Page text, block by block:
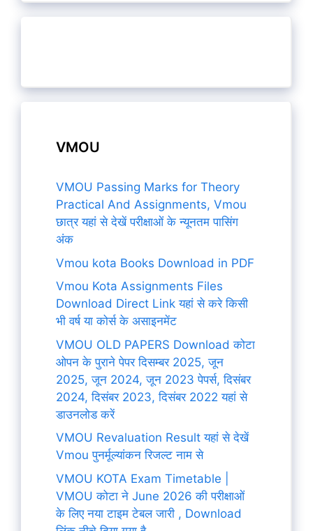
VMOU
VMOU Passing Marks for Theory
Practical And Assignments, Vmou
छात्र यहां से देखें परीक्षाओं के न्यूनतम पासिंग
अंक
Vmou kota Books Download in PDF
Vmou Kota Assignments Files
Download Direct Link यहां से करे किसी
भी वर्ष या कोर्स के असाइनमेंट
VMOU OLD PAPERS Download कोटा
ओपन के पुराने पेपर दिसम्बर 2025, जून
2025, जून 2024, जून 2023 पेपर्स, दिसंबर
2024, दिसंबर 2023, दिसंबर 2022 यहां से
डाउनलोड करें
VMOU Revaluation Result यहां से देखें
Vmou पुनर्मूल्यांकन रिजल्ट नाम से
VMOU KOTA Exam Timetable |
VMOU कोटा ने June 2026 की परीक्षाओं
के लिए नया टाइम टेबल जारी , Download